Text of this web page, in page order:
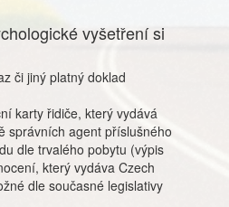
vyšetření si
či jiný platný doklad
karty řidiče, který vydává
správních agent příslušného
dle trvalého pobytu (výpis
který vydáva Czech
dle současné legislativy